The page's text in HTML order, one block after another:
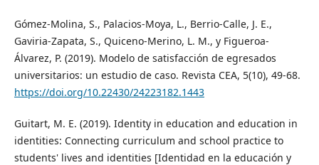
Gómez-Molina, S., Palacios-Moya, L., Berrio-Calle, J. E.,
Gaviria-Zapata, S., Quiceno-Merino, L. M., y Figueroa-
Álvarez, P. (2019). Modelo de satisfacción de egresados
universitarios: un estudio de caso. Revista CEA, 5(10), 49-68.
https://doi.org/10.22430/24223182.1443
Guitart, M. E. (2019). Identity in education and education in
identities: Connecting curriculum and school practice to
students' lives and identities [Identidad en la educación y